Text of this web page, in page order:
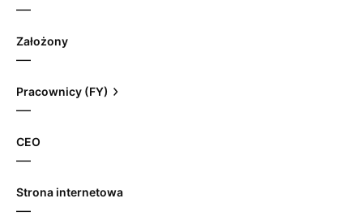
—
Założony
—
Pracownicy (FY)
—
CEO
—
Strona internetowa
—